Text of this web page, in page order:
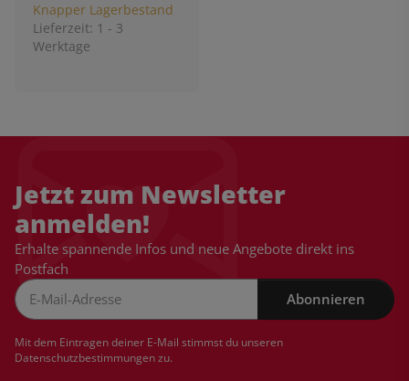
Knapper Lagerbestand
Lieferzeit: 1 - 3
Werktage
Jetzt zum Newsletter
anmelden!
Erhalte spannende Infos und neue Angebote direkt ins
Postfach
Abonnieren
Mit dem Eintragen deiner E-Mail stimmst du unseren
Datenschutzbestimmungenzu.